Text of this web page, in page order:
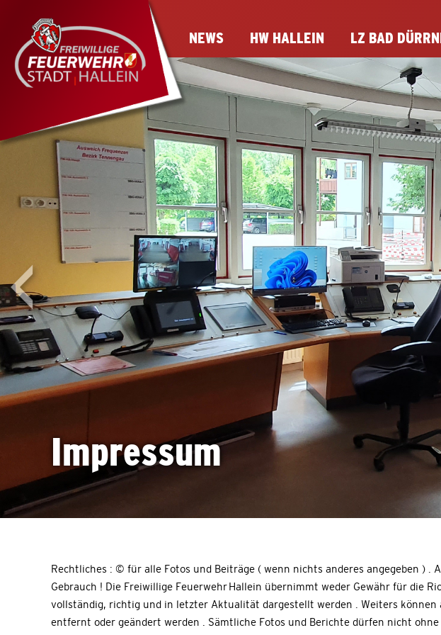
NEWS HW HALLEIN LZ BAD
Impressum
Rechtliches : © für alle Fotos und Beiträge ( wenn nichts anderes angegeben )
Gebrauch ! Die Freiwillige Feuerwehr Hallein übernimmt weder Gewähr für die
vollständig, richtig und in letzter Aktualität dargestellt werden . Weiters können
entfernt oder geändert werden . Sämtliche Fotos und Berichte dürfen nicht